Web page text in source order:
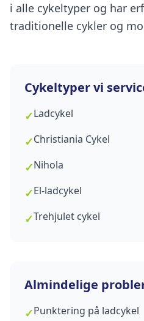
i alle cykeltyper og har
traditionelle cykler og
Cykeltyper vi
✓Ladcykel
✓Christiania Cykel
✓Nihola
✓El-ladcykel
✓Trehjulet cykel
Almindelige
✓Punktering på ladcykel